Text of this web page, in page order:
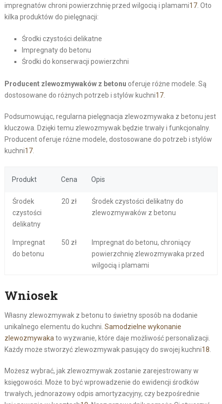
impregnatów chroni powierzchnię przed wilgocią i plamami17. Oto
kilka produktów do pielęgnacji:
Środki czystości delikatne
Impregnaty do betonu
Środki do konserwacji powierzchni
Producent zlewozmywaków z betonu oferuje różne modele. Są
dostosowane do różnych potrzeb i stylów kuchni17.
Podsumowując, regularna pielęgnacja zlewozmywaka z betonu jest
kluczowa. Dzięki temu zlewozmywak będzie trwały i funkcjonalny.
Producent oferuje różne modele, dostosowane do potrzeb i stylów
kuchni17.
Produkt Cena Opis
Środek
czystości
delikatny
20 zł
Środek czystości delikatny do
zlewozmywaków z betonu
Impregnat
do betonu
50 zł
Impregnat do betonu, chroniący
powierzchnię zlewozmywaka przed
wilgocią i plamami
Wniosek
Własny zlewozmywak z betonu to świetny sposób na dodanie
unikalnego elementu do kuchni. Samodzielne wykonanie
zlewozmywaka to wyzwanie, które daje możliwość personalizacji.
Każdy może stworzyć zlewozmywak pasujący do swojej kuchni18
Możesz wybrać, jak zlewozmywak zostanie zarejestrowany w
księgowości. Może to być wprowadzenie do ewidencji środków
trwałych, jednorazowy odpis amortyzacyjny, czy bezpośrednie